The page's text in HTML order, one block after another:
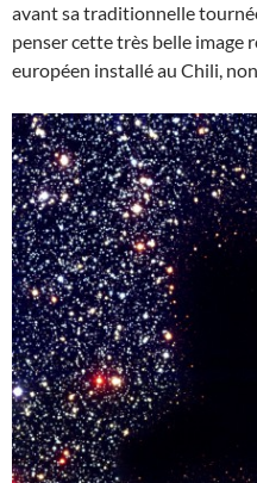
avant sa traditionnelle
penser cette très belle image
européen installé au Chili,